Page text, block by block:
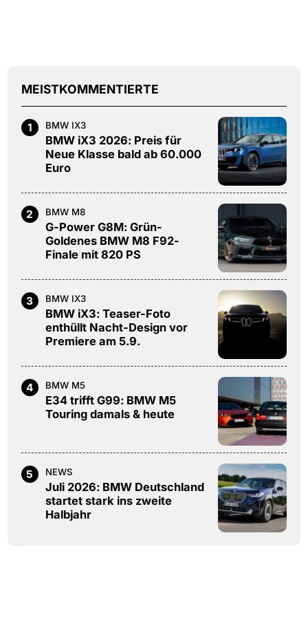
MEISTKOMMENTIERTE
1 BMW IX3
BMW iX3 2026: Preis für
Neue Klasse bald ab 60.000
Euro
2 BMW M8
G-Power G8M: Grün-
Goldenes BMW M8 F92-
Finale mit 820 PS
3 BMW IX3
BMW iX3: Teaser-Foto
enthüllt Nacht-Design vor
Premiere am 5.9.
4 BMW M5
E34 trifft G99: BMW M5
Touring damals & heute
5 NEWS
Juli 2026: BMW Deutschland
startet stark ins zweite
Halbjahr